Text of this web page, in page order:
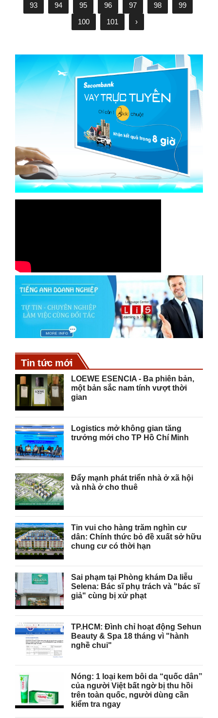
93
94 95 96 97 98
99
100
101 ›
Tin tức mới
LOEWE ESENCIA - Ba phiên bản,
một bản sắc nam tính vượt thời
gian
Logistics mở không gian tăng
trưởng mới cho TP Hồ Chí Minh
Đẩy mạnh phát triển nhà ở xã hội
và nhà ở cho thuê
Tin vui cho hàng trăm nghìn cư
dân: Chính thức bỏ đề xuất sở hữu
chung cư có thời hạn
Sai phạm tại Phòng khám Da liễu
Selena: Bác sĩ phụ trách và "bác sĩ
giả" cùng bị xử phạt
TP.HCM: Đình chỉ hoạt động Sehun
Beauty & Spa 18 tháng vì "hành
nghề chui"
Nóng: 1 loại kem bôi da “quốc dân”
của người Việt bất ngờ bị thu hồi
trên toàn quốc, người dùng cần
kiểm tra ngay